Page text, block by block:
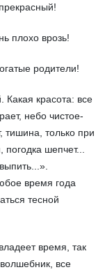
плохо врозь!
родители!
красота: все
небо чистое-
тишина, только при
шепчет...
время года
тесной
время, так
все